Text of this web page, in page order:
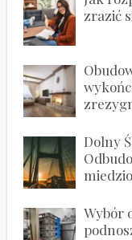
zrazić
Dolny
Wybór